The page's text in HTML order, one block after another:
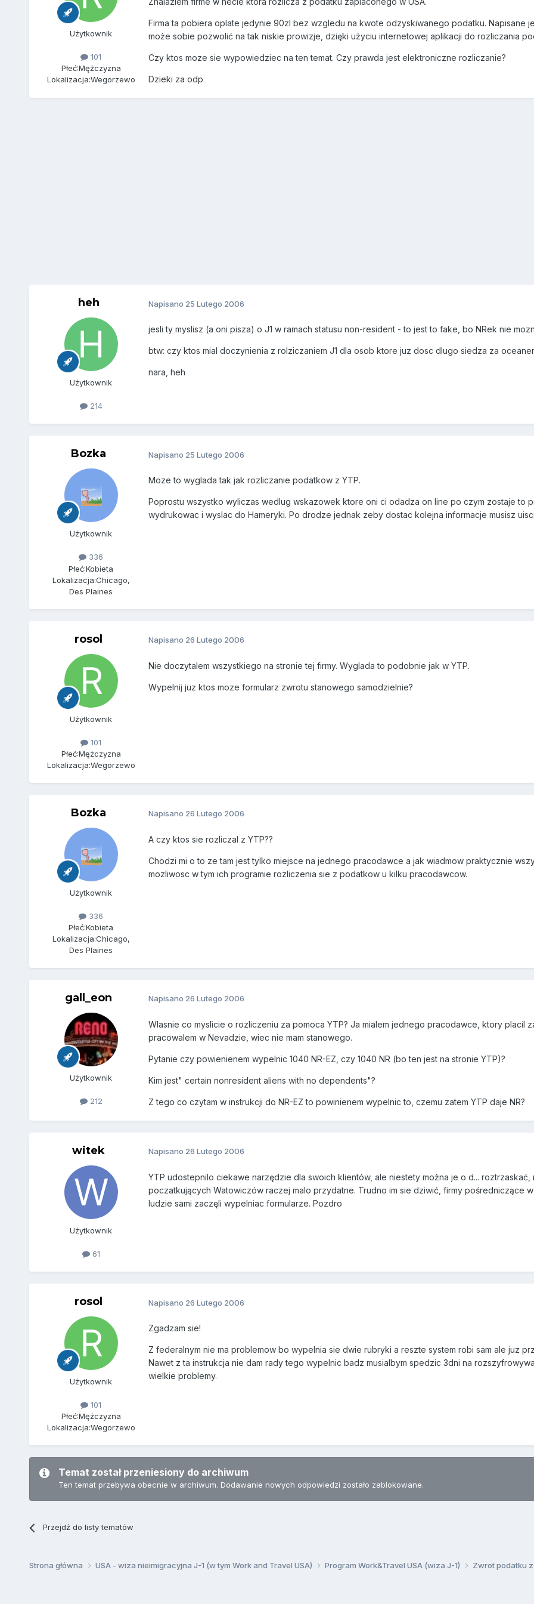
Użytkownik
101
Płeć:Mężczyzna
Lokalizacja:Wegorzewo
Firma ta pobiera oplate jedynie 90zl bez wzgledu na kwote odzyskiwanego podatku. Napisane
może sobie pozwolić na tak niskie prowizje, dzięki użyciu internetowej aplikacji do rozliczania
Czy ktos moze sie wypowiedziec na ten temat. Czy prawda jest elektroniczne rozliczanie?
Dzieki za odp
heh
Użytkownik
214
Napisano 25 Lutego 2006
jesli ty myslisz (a oni pisza) o J1 w ramach statusu non-resident - to jest to fake, bo NRek nie
btw: czy ktos mial doczynienia z rolziczaniem J1 dla osob ktore juz dosc dlugo siedza za
nara, heh
Bozka
Użytkownik
336
Płeć:Kobieta
Lokalizacja:Chicago,
Des Plaines
Napisano 25 Lutego 2006
Moze to wyglada tak jak rozliczanie podatkow z YTP.
Poprostu wszystko wyliczas wedlug wskazowek ktore oni ci odadza on line po czym zostaje to
wydrukowac i wyslac do Hameryki. Po drodze jednak zeby dostac kolejna informacje musisz
rosol
Użytkownik
101
Płeć:Mężczyzna
Lokalizacja:Wegorzewo
Napisano 26 Lutego 2006
Nie doczytalem wszystkiego na stronie tej firmy. Wyglada to podobnie jak w YTP.
Wypelnij juz ktos moze formularz zwrotu stanowego samodzielnie?
Bozka
Użytkownik
336
Płeć:Kobieta
Lokalizacja:Chicago,
Des Plaines
Napisano 26 Lutego 2006
A czy ktos sie rozliczal z YTP??
Chodzi mi o to ze tam jest tylko miejsce na jednego pracodawce a jak wiadmow praktycznie
mozliwosc w tym ich programie rozliczenia sie z podatkow u kilku pracodawcow.
gall_eon
Użytkownik
212
Napisano 26 Lutego 2006
Wlasnie co myslicie o rozliczeniu za pomoca YTP? Ja mialem jednego pracodawce, ktory placil
pracowalem w Nevadzie, wiec nie mam stanowego.
Pytanie czy powienienem wypelnic 1040 NR-EZ, czy 1040 NR (bo ten jest na stronie YTP)?
Kim jest" certain nonresident aliens with no dependents"?
Z tego co czytam w instrukcji do NR-EZ to powinienem wypelnic to, czemu zatem YTP daje NR?
witek
Użytkownik
61
Napisano 26 Lutego 2006
YTP udostepnilo ciekawe narzędzie dla swoich klientów, ale niestety można je o d...
poczatkujących Watowiczów raczej malo przydatne. Trudno im sie dziwić, firmy pośredniczące
ludzie sami zaczęli wypelniac formularze. Pozdro
rosol
Użytkownik
101
Płeć:Mężczyzna
Lokalizacja:Wegorzewo
Napisano 26 Lutego 2006
Zgadzam sie!
Z federalnym nie ma problemow bo wypelnia sie dwie rubryki a reszte system robi sam ale juz
Nawet z ta instrukcja nie dam rady tego wypelnic badz musialbym spedzic 3dni na
wielkie problemy.
Temat został przeniesiony do archiwum
Ten temat przebywa obecnie w archiwum. Dodawanie nowych odpowiedzi zostało zablokowane.
Przejdź do listy tematów
Strona główna USA - wiza nieimigracyjna J-1 (w tym Work and Travel USA) Program Work&Travel USA (wiza J-1) Zwrot podatku z